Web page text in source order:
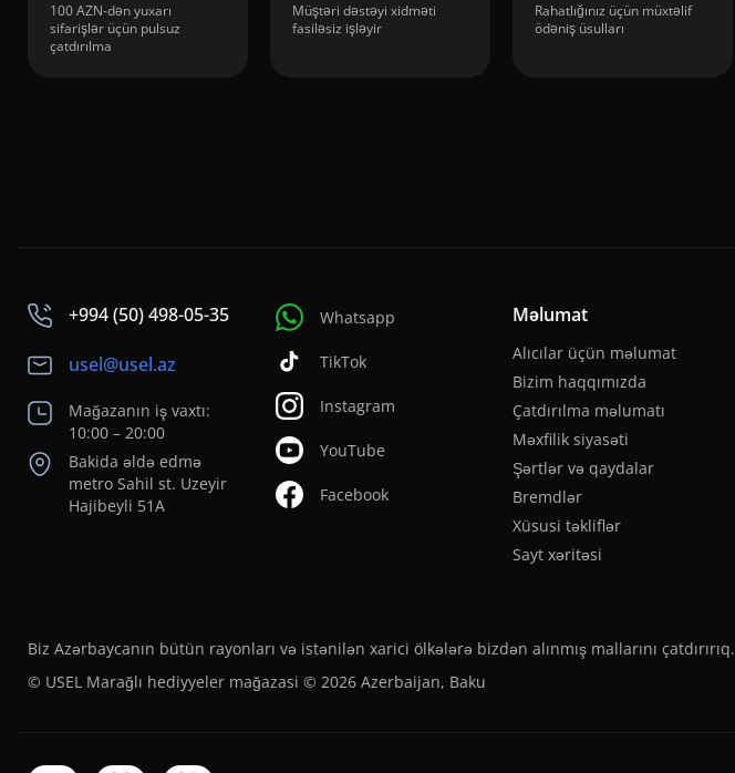
100 AZN-dən yuxarı
sifarişlər üçün pulsuz
çatdırılma
Müştəri dəstəyi xidməti
fasiləsiz işləyir
Rahatlığınız üçün müxtəlif
ödəniş üsulları
+994 (50) 498-05-35
usel@usel.az
Mağazanın iş vaxtı:
10:00 – 20:00
Bakida əldə edmə
metro Sahil st. Uzeyir
Hajibeyli 51A
Whatsapp
TikTok
Instagram
YouTube
Facebook
Məlumat
Alıcılar üçün məlumat
Bizim haqqımızda
Çatdırılma məlumatı
Məxfilik siyasəti
Şərtlər və qaydalar
Bremdlər
Xüsusi təkliflər
Sayt xəritəsi
Biz Azərbaycanın bütün rayonları və istənilən xarici ölkələrə bizdən alınmış mallarını çatdırırıq.
© USEL Marağlı hediyyeler mağazasi © 2026 Azerbaijan, Baku